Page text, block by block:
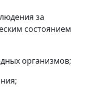
за
состоянием
организмов;